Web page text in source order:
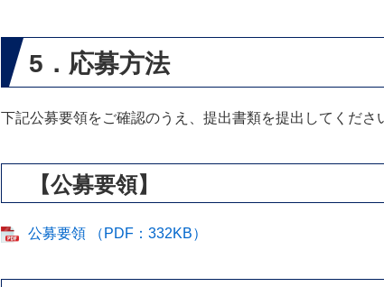
5．応募方法
下記公募要領をご確認のうえ、提出書類を提出してくださ
【公募要領】
公募要領 （PDF：332KB）